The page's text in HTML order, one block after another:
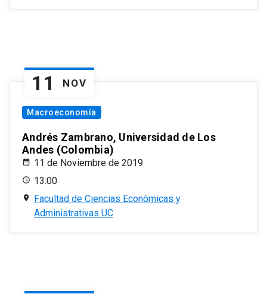
11 NOV
Macroeconomía
Andrés Zambrano, Universidad de Los
Andes (Colombia)
11 de Noviembre de 2019
13:00
Facultad de Ciencias Económicas y
Administrativas UC